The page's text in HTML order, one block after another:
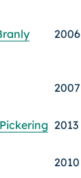
2006
2007
2013
2010